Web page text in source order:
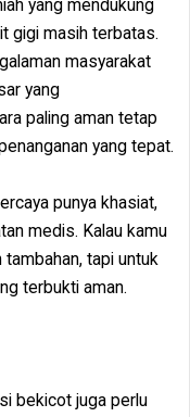
yang mendukung
gigi masih terbatas.
masyarakat
yang
paling aman tetap
yang tepat.
punya khasiat,
medis. Kalau kamu
tapi untuk
terbukti aman.
bekicot juga perlu